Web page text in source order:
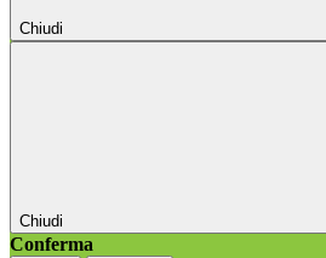
Chiudi
Chiudi
Conferma